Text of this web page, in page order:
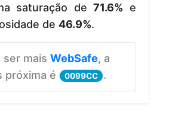
saturação de71.6% e
de 46.9%.
ser mais WebSafe, a
próxima é
0099CC .